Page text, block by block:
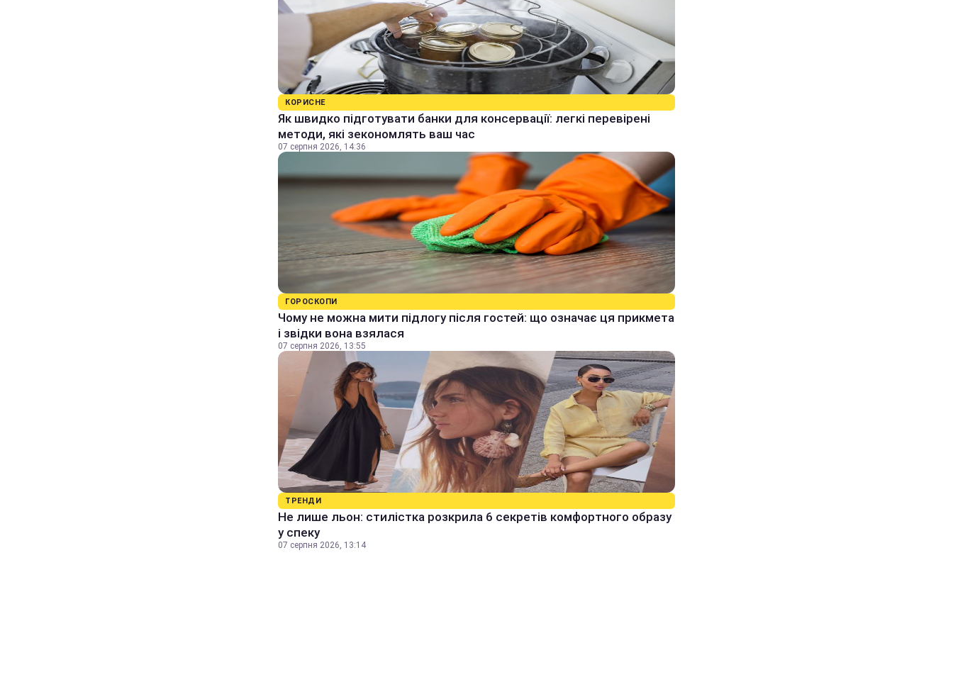
КОРИСНЕ
Як швидко підготувати банки для консервації: легкі перевірені
методи, які зекономлять ваш час
07 серпня 2026, 14:36
ГОРОСКОПИ
Чому не можна мити підлогу після гостей: що означає ця прикмета
і звідки вона взялася
07 серпня 2026, 13:55
ТРЕНДИ
Не лише льон: стилістка розкрила 6 секретів комфортного образу
у спеку
07 серпня 2026, 13:14